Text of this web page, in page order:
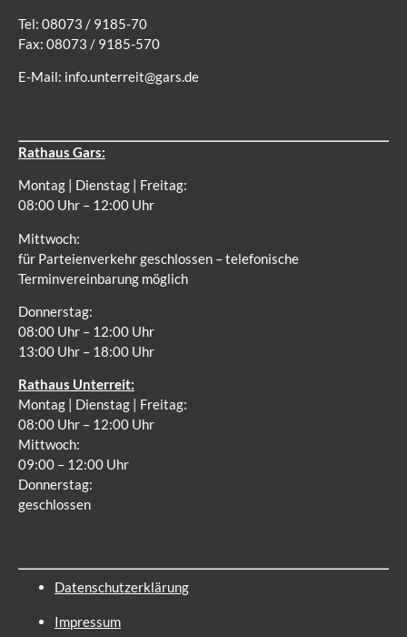
Tel: 08073 / 9185-70
Fax: 08073 / 9185-570
E-Mail: info.unterreit@gars.de
Rathaus Gars:
Montag | Dienstag | Freitag:
08:00 Uhr – 12:00 Uhr
Mittwoch:
für Parteienverkehr geschlossen – telefonische
Terminvereinbarung möglich
Donnerstag:
08:00 Uhr – 12:00 Uhr
13:00 Uhr – 18:00 Uhr
Rathaus Unterreit:
Montag | Dienstag | Freitag:
08:00 Uhr – 12:00 Uhr
Mittwoch:
09:00 – 12:00 Uhr
Donnerstag:
geschlossen
Datenschutzerklärung
Impressum